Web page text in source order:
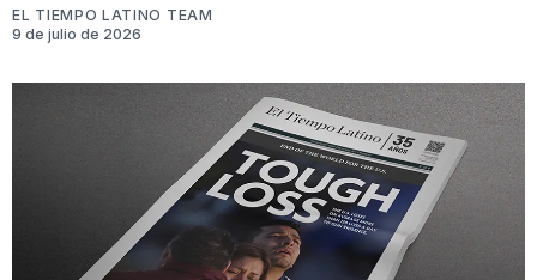
EL TIEMPO LATINO TEAM
9 de julio de 2026